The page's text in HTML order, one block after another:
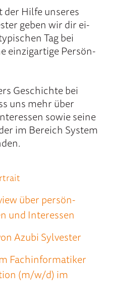
der Hil­fe un­seres
ge­ben wir dir ei­
Tag bei
ein­zig­arti­ge Per­sön­
Ge­schich­te bei
uns mehr über
so­wie seine
im Be­reich System
über per­sön­
und Inte­ressen
Azubi Sylvester
Fachinformatiker
(m/w/d) im